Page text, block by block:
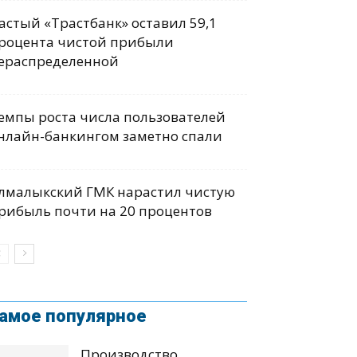
«Трастбанк» оставил 59,1
чистой прибыли
роста числа пользователей
банкингом заметно спали
ГМК нарастил чистую
почти на 20 процентов
популярное